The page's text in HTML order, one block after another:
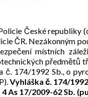
České republiky
ČR. Nezákonným
místních
předmětů
č. 174/1992 Sb., o
Vyhláška č. 174/
As 17/2009-62 Sb.